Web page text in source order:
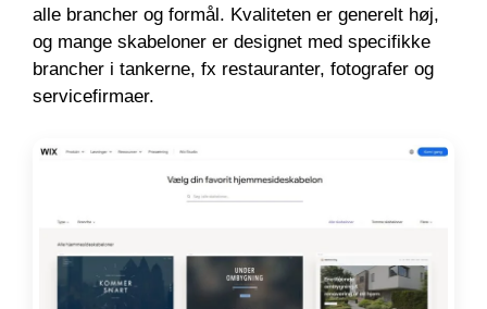
alle brancher og formål. Kvaliteten er generelt høj,
og mange skabeloner er designet med specifikke
brancher i tankerne, fx restauranter, fotografer og
servicefirmaer.